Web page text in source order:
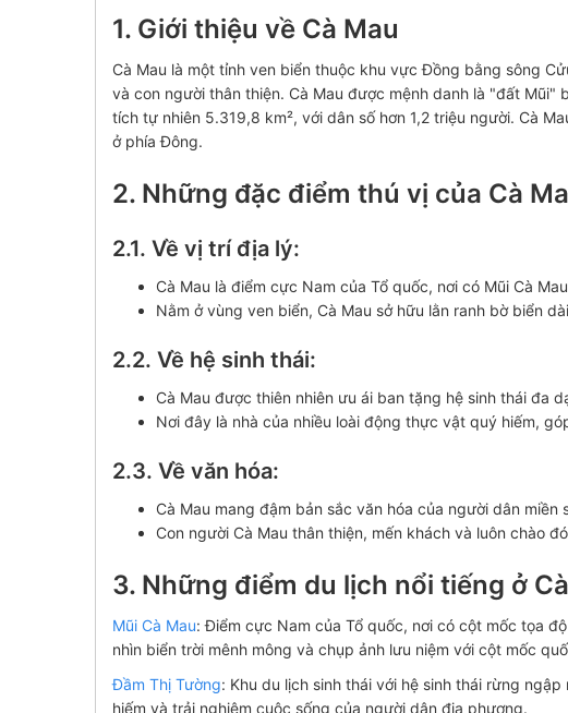
1. Giới thiệu về Cà Mau
Cà Mau là một tỉnh ven biển thuộc khu vực Đồng bằng sông
và con người thân thiện. Cà Mau được mệnh danh là "đất
tích tự nhiên 5.319,8 km², với dân số hơn 1,2 triệu người. Cà
ở phía Đông.
2. Những đặc điểm thú vị của Cà
2.1. Về vị trí địa lý:
Cà Mau là điểm cực Nam của Tổ quốc, nơi có Mũi Cà
Nằm ở vùng ven biển, Cà Mau sở hữu lằn ranh bờ biển
2.2. Về hệ sinh thái:
Cà Mau được thiên nhiên ưu ái ban tặng hệ sinh thái đa
Nơi đây là nhà của nhiều loài động thực vật quý hiếm,
2.3. Về văn hóa:
Cà Mau mang đậm bản sắc văn hóa của người dân
Con người Cà Mau thân thiện, mến khách và luôn chào
3. Những điểm du lịch nổi tiếng ở
Mũi Cà Mau: Điểm cực Nam của Tổ quốc, nơi có cột mốc tọa
nhìn biển trời mênh mông và chụp ảnh lưu niệm với cột mốc
Đầm Thị Tường: Khu du lịch sinh thái với hệ sinh thái rừng
hiếm và trải nghiệm cuộc sống của người dân địa phương.